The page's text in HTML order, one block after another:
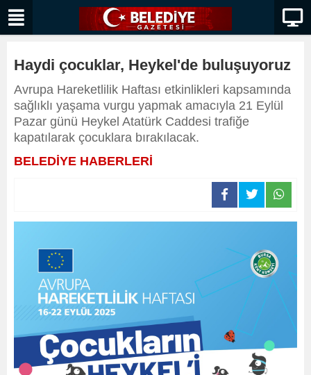
Haydi çocuklar, Heykel'de buluşuyoruz
Avrupa Hareketlilik Haftası etkinlikleri kapsamında
sağlıklı yaşama vurgu yapmak amacıyla 21 Eylül
Pazar günü Heykel Atatürk Caddesi trafiğe
kapatılarak çocuklara bırakılacak.
BELEDİYE HABERLERİ